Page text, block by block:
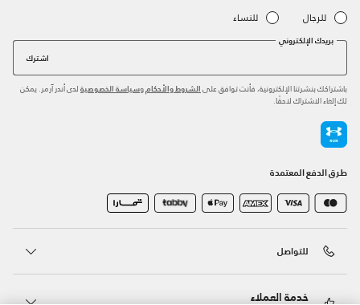
للرجال للنساء
بريدك الإلكتروني
اشترك
باشتراكك بنشرتنا الإلكترونية، فأنت توافق على الشروط والأحكام وسياسة الخصوصية لدى أندر آرمر. يمكن
لك إلغاء الاشتراك لاحقًا.
طرق الدفع المعتمدة
للتواصل
خدمة العملاء